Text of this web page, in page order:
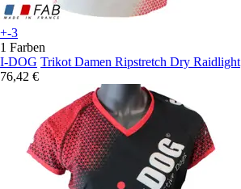
+-3
1 Farben
I-DOG Trikot Damen Ripstretch Dry Raidlight
76,42 €